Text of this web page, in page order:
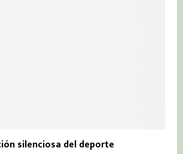
silenciosa del deporte